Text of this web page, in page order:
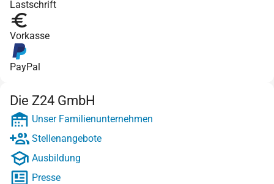
Lastschrift
Vorkasse
PayPal
Die Z24 GmbH
Unser Familienunternehmen
Stellenangebote
Ausbildung
Presse